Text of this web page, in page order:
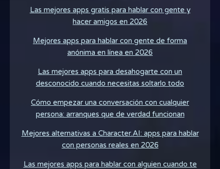
Las mejores apps gratis para hablar con gente y
hacer amigos en 2026
Mejores apps para hablar con gente de forma
anónima en línea en 2026
Las mejores apps para desahogarte con un
desconocido cuando necesitas soltarlo todo
Cómo empezar una conversación con cualquier
persona: arranques que de verdad funcionan
Mejores alternativas a Character.AI: apps para hablar
con personas reales en 2026
Las mejores apps para hablar con alguien cuando te